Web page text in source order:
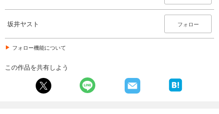
坂井ヤスト フォロー
フォロー機能について
この作品を共有しよう